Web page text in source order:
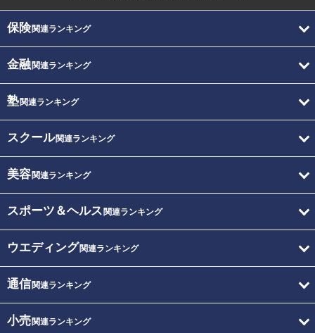
保険関連ランキング
金融関連ランキング
塾関連ランキング
スクール関連ランキング
美容関連ランキング
スポーツ＆ヘルス 関連ランキング
ウエディング関連ランキング
通信関連ランキング
小売関連ランキング